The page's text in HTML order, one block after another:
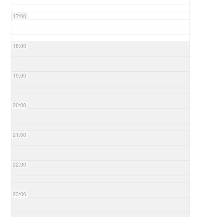
17:00
18:00
19:00
20:00
21:00
22:00
23:00